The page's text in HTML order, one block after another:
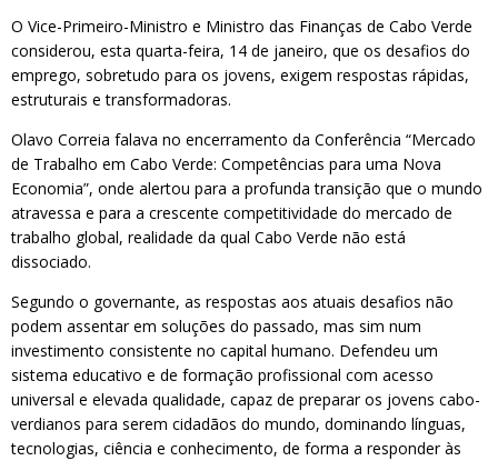
O Vice-Primeiro-Ministro e Ministro das Finanças de Cabo Verde
considerou, esta quarta-feira, 14 de janeiro, que os desafios do
emprego, sobretudo para os jovens, exigem respostas rápidas,
estruturais e transformadoras.
Olavo Correia falava no encerramento da Conferência “Mercado
de Trabalho em Cabo Verde: Competências para uma Nova
Economia”, onde alertou para a profunda transição que o mundo
atravessa e para a crescente competitividade do mercado de
trabalho global, realidade da qual Cabo Verde não está
dissociado.
Segundo o governante, as respostas aos atuais desafios não
podem assentar em soluções do passado, mas sim num
investimento consistente no capital humano. Defendeu um
sistema educativo e de formação profissional com acesso
universal e elevada qualidade, capaz de preparar os jovens cabo-
verdianos para serem cidadãos do mundo, dominando línguas,
tecnologias, ciência e conhecimento, de forma a responder às